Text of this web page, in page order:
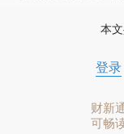
本
登录
财新
可畅